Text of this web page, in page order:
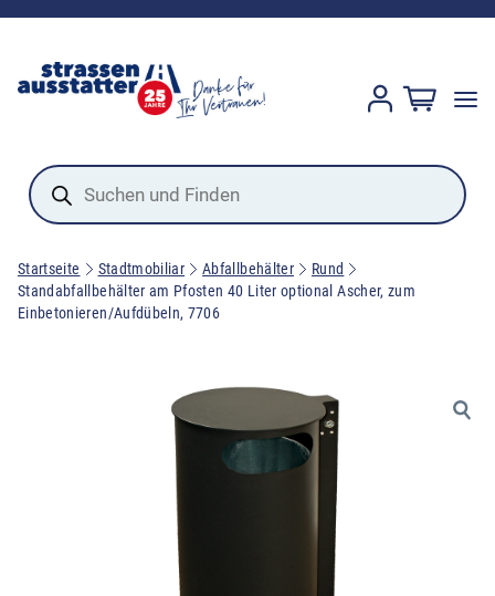
Products
search
Startseite Stadtmobiliar Abfallbehälter
Rund
Standabfallbehälter am Pfosten 40 Liter optional Ascher, zum
Einbetonieren/Aufdübeln, 7706